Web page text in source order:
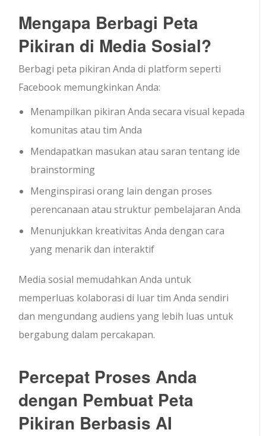
Mengapa Berbagi Peta
Pikiran di Media Sosial?
Berbagi peta pikiran Anda di platform seperti
Facebook memungkinkan Anda:
Menampilkan pikiran Anda secara visual kepada
komunitas atau tim Anda
Mendapatkan masukan atau saran tentang ide
brainstorming
Menginspirasi orang lain dengan proses
perencanaan atau struktur pembelajaran Anda
Menunjukkan kreativitas Anda dengan cara
yang menarik dan interaktif
Media sosial memudahkan Anda untuk
memperluas kolaborasi di luar tim Anda sendiri
dan mengundang audiens yang lebih luas untuk
bergabung dalam percakapan.
Percepat Proses Anda
dengan Pembuat Peta
Pikiran Berbasis AI